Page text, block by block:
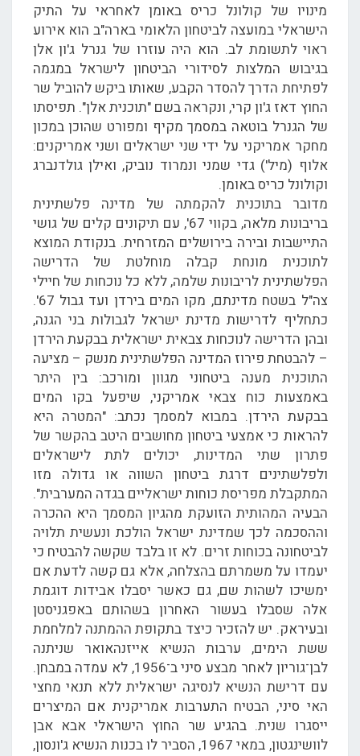
מינויו של קולונל כריס באומן לאחראי על התיק
הישראלי במועצה לביטחון הלאומי בארה"ב הוא אירוע
ראוי לתשומת לב. הוא היה עוזרו של גנרל ג'ון אלן
בגיבוש המלצות לסידורי הביטחון לישראל במגמה
לפתיחת הדרך להסדר הקבע, שאותו ביקש להוביל שר
החוץ דאז ג'ון קרי, ונקראה בשם "תוכנית אלן". תפיסתו
של הגנרל בוטאה במסמך מקיף ומפורט שהוכן במכון
מחקר אמריקני על ידי שני ישראלים ושני אמריקנים:
אלוף (מיל') גדי שמני ונמרוד נוביק, ואילן גולדנברג
וקולונל כריס באומן.
מדובר בתוכנית להקמתה של מדינה פלשתינית
בריבונות מלאה, בקווי 67', עם תיקונים קלים של גושי
התיישבות ובירה בירושלים המזרחית. בנקודת המוצא
לתוכנית מונחת קבלה מוחלטת של הדרישה
הפלשתינית לריבונות שלמה, ללא כל נוכחות של חיילי
צה"ל בשטח מדינתם, מקו המים בירדן ועד גבול 67'.
כתחליף לדרישות מדינת ישראל לגבולות בני הגנה,
ובהן הדרישה לנוכחות צבאית ישראלית בבקעת הירדן
– להבטחת פירוז המדינה הפלשתינית מנשק – מציעה
התוכנית מענה ביטחוני מגוון ומורכב: בין היתר
באמצעות כוח צבאי אמריקני, שיפעל בקו המים
בבקעת הירדן. במבוא למסמך נכתב: "המטרה היא
להראות כי אמצעי ביטחון מחושבים היטב בהקשר של
פתרון שתי המדינות, יכולים לתת לישראלים
ולפלשתינים דרגת ביטחון השווה או גדולה מזו
המתקבלת מפריסת כוחות ישראליים בגדה המערבית".
הבעיה המהותית הזועקת מהגיון המסמך היא ההכרה
וההסכמה לכך שמדינת ישראל הולכת ונעשית תלויה
לביטחונה בכוחות זרים. לא זו בלבד שקשה להבטיח כי
יעמדו על משמרתם בהצלחה, אלא גם קשה לדעת אם
ימשיכו לשהות שם, גם כאשר יסבלו אבידות דוגמת
אלה שסבלו בעשור האחרון בשהותם באפגניסטן
ובעיראק. יש להזכיר כיצד בתקופת ההמתנה למלחמת
ששת הימים, ערבות הנשיא אייזנהאואר שניתנה
לבן־גוריון לאחר מבצע סיני ב־1956, לא עמדה במבחן.
עם דרישת הנשיא לנסיגה ישראלית ללא תנאי מחצי
האי סיני, הבטיח התערבות אמריקנית אם המיצרים
ייסגרו שנית. בהגיע שר החוץ הישראלי אבא אבן
לוושינגטון, במאי 1967, הסביר לו בכנות הנשיא ג'ונסון,